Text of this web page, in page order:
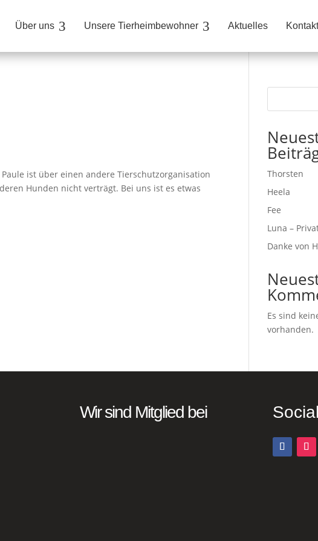
3
Über uns 3
Unsere Tierheimbewohner Aktuelles Kontakt
ist über einen andere Tierschutzorganisation
Hunden nicht verträgt. Bei uns ist es etwas
Thorsten
Heela
Fee
Luna –
Danke von
Es sind
vorhanden.
Wir sind Mitglied bei